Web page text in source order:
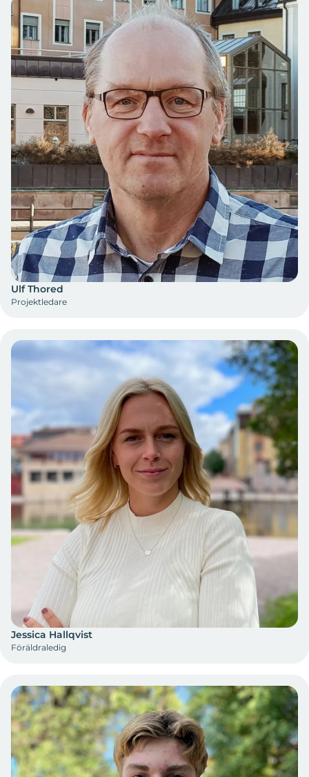
Ulf Thored
Projektledare
Jessica Hallqvist
Föräldraledig